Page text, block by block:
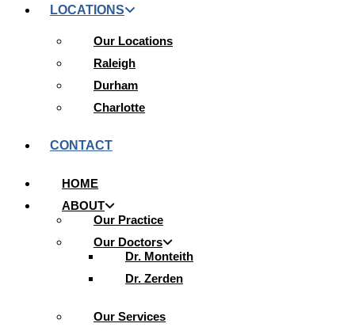
LOCATIONS
Our Locations
Raleigh
Durham
Charlotte
CONTACT
HOME
ABOUT
Our Practice
Our Doctors
Dr. Monteith
Dr. Zerden
Our Services